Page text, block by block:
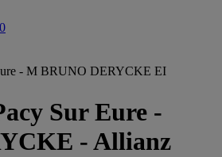
- M BRUNO DERYCKE EI
Sur Eure -
- Allianz